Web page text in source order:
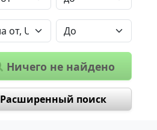
Ничего не найдено
Расширенный поиск